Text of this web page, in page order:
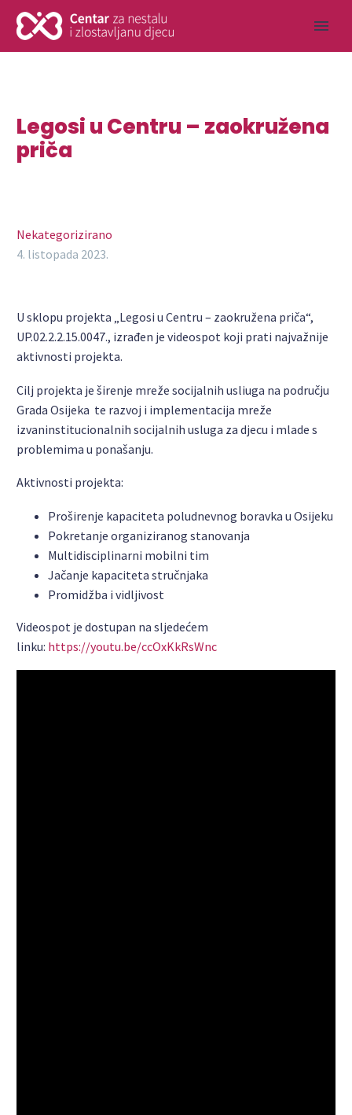
Legosi u Centru – zaokružena
priča
Nekategorizirano
4. listopada 2023.
U sklopu projekta „Legosi u Centru – zaokružena priča“,
UP.02.2.2.15.0047., izrađen je videospot koji prati najvažnije
aktivnosti projekta.
Cilj projekta je širenje mreže socijalnih usliuga na području
Grada Osijeka te razvoj i implementacija mreže
izvaninstitucionalnih socijalnih usluga za djecu i mlade s
problemima u ponašanju.
Aktivnosti projekta:
Proširenje kapaciteta poludnevnog boravka u Osijeku
Pokretanje organiziranog stanovanja
Multidisciplinarni mobilni tim
Jačanje kapaciteta stručnjaka
Promidžba i vidljivost
Videospot je dostupan na sljedećem
linku: https://youtu.be/ccOxKkRsWnc